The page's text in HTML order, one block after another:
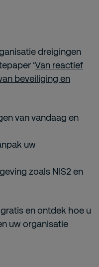
dreigingen
‘Van reactief
beveiliging en
van vandaag en
uw
zoals NIS2 en
en ontdek hoe u
uw organisatie